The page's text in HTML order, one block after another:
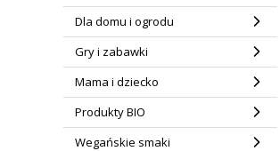
Dla domu i ogrodu
Gry i zabawki
Mama i dziecko
Produkty BIO
Wegańskie smaki